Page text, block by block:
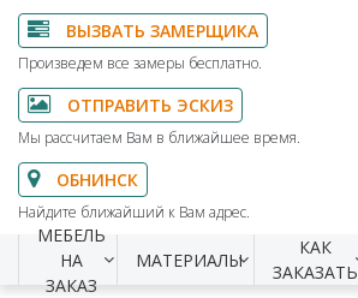
ВЫЗВАТЬ ЗАМЕРЩИКА
Произведем все замеры бесплатно.
ОТПРАВИТЬ ЭСКИЗ
Мы рассчитаем Вам в ближайшее время.
ОБНИНСК
Найдите ближайший к Вам адрес.
МЕБЕЛЬ
НА
ЗАКАЗ
МАТЕРИАЛЫ
КАК
ЗАКАЗАТЬ